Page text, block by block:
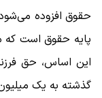
پایه حقوق است که
گذشته به یک میلیون و ۶۶۲ هزار تومان افزایش